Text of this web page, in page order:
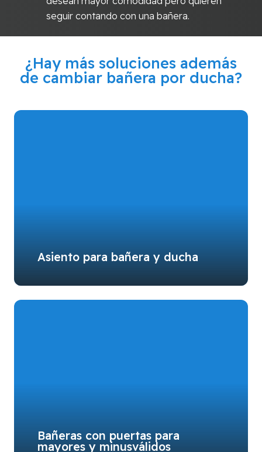
seguir contando con una bañera.
¿Hay más soluciones además
de cambiar bañera por ducha?
Asiento para bañera y ducha
Bañeras con puertas para
mayores y minusválidos